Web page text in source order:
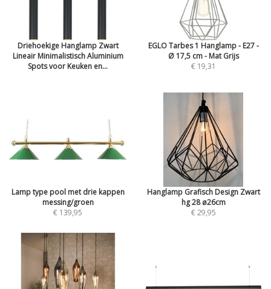
Driehoekige Hanglamp Zwart
Lineair Minimalistisch Aluminium
Spots voor Keuken en...
EGLO Tarbes 1 Hanglamp - E27 -
Ø 17,5 cm - Mat Grijs
€ 19,31
Lamp type pool met drie kappen
messing/groen
€ 139,95
Hanglamp Grafisch Design Zwart
hg 28 ø26cm
€ 29,95